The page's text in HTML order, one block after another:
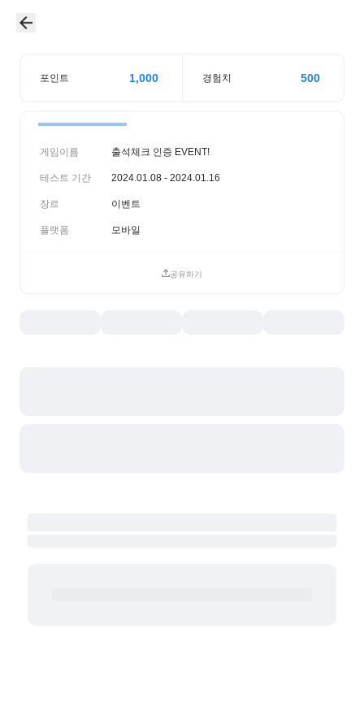
포인트 1,000 경험치 500
게임이름 출석체크 인증 EVENT!
테스트 기간 2024.01.08 - 2024.01.16
장르 이벤트
플랫폼 모바일
공유하기